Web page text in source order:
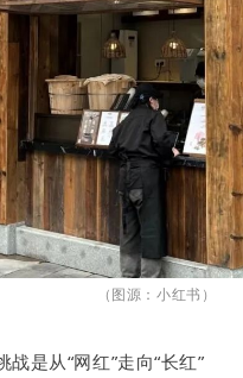
（图源：小红书）
战是从“网红”走向“长红”